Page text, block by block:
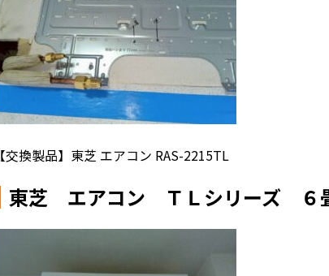
【交換製品】東芝 エアコン RAS-2215TL
東芝 エアコン ＴＬシリーズ